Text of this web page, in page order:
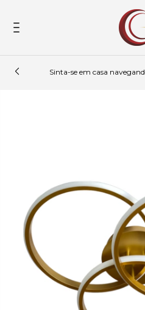
Sinta-se em casa